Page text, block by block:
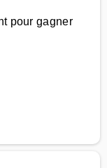
pour gagner